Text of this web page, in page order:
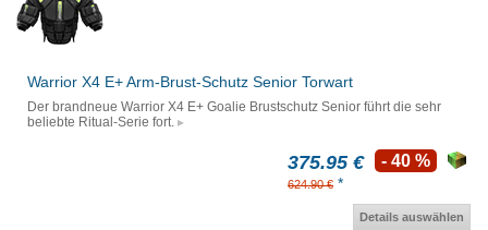
Warrior X4 E+ Arm-Brust-Schutz Senior Torwart
Der brandneue Warrior X4 E+ Goalie Brustschutz Senior führt die sehr
beliebte Ritual-Serie fort.
375.95 €
624.90 € *
- 40 %
Details auswählen